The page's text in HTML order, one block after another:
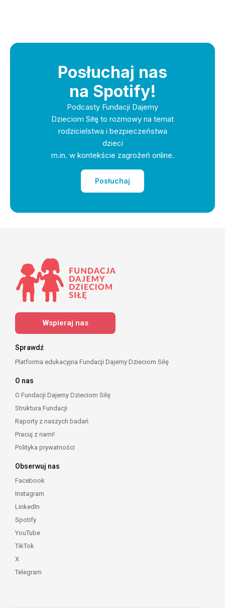
Posłuchaj nas
na Spotify!
Podcasty Fundacji Dajemy
Dzieciom Siłę to rozmowy na temat
rodzicielstwa i bezpieczeństwa
dzieci
m.in. w kontekście zagrożeń online.
Posłuchaj
Wspieraj nas
Sprawdź
Platforma edukacyjna Fundacji Dajemy Dzieciom Siłę
O nas
O Fundacji Dajemy Dzieciom Siłę
Struktura Fundacji
Raporty z naszych badań
Pracuj z nami!
Polityka prywatności
Obserwuj nas
Facebook
Instagram
LinkedIn
Spotify
YouTube
TikTok
X
Telegram